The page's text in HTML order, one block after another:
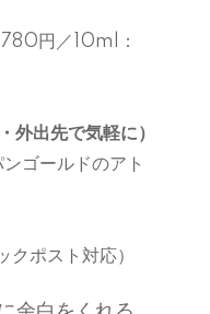
円／10ml：
外出先で気軽に）
ゴールドのアト
ポスト対応）